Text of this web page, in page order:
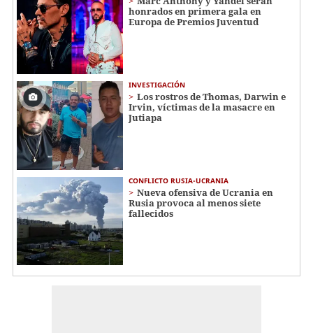
honrados en primera gala en
Europa de Premios Juventud
INVESTIGACIÓN
Los rostros de Thomas, Darwin e
Irvin, víctimas de la masacre en
Jutiapa
CONFLICTO RUSIA-UCRANIA
Nueva ofensiva de Ucrania en
Rusia provoca al menos siete
fallecidos